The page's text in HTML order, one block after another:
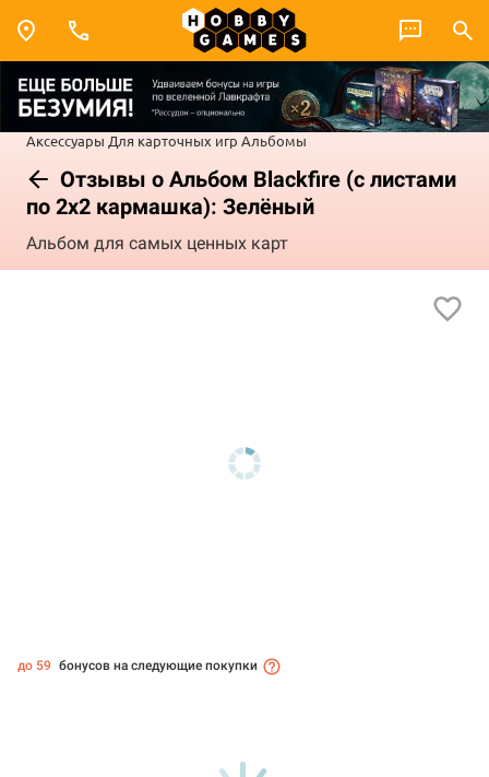
Аксессуары Для карточных игр Альбомы
Отзывы о Альбом Blackfire (с листами
по 2x2 кармашка): Зелёный
Альбом для самых ценных карт
до 59 бонусов на следующие покупки